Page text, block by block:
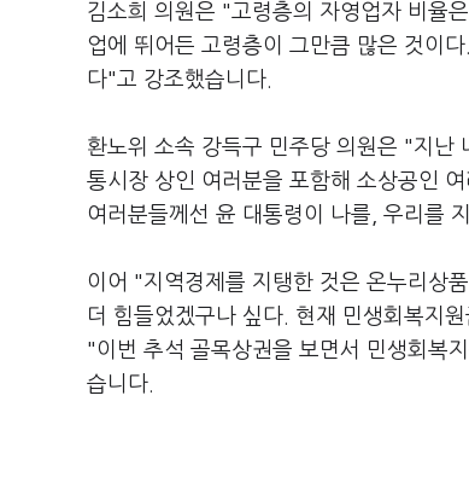
김소희 의원은 "고령층의 자영업자 비율
업에 뛰어든 고령층이 그만큼 많은 것이
다"고 강조했습니다.
환노위 소속 강득구 민주당 의원은 "지난
통시장 상인 여러분을 포함해 소상공인
여러분들께선 윤 대통령이 나를, 우리를
이어 "지역경제를 지탱한 것은 온누리상
더 힘들었겠구나 싶다. 현재 민생회복지
"이번 추석 골목상권을 보면서 민생회복
습니다.